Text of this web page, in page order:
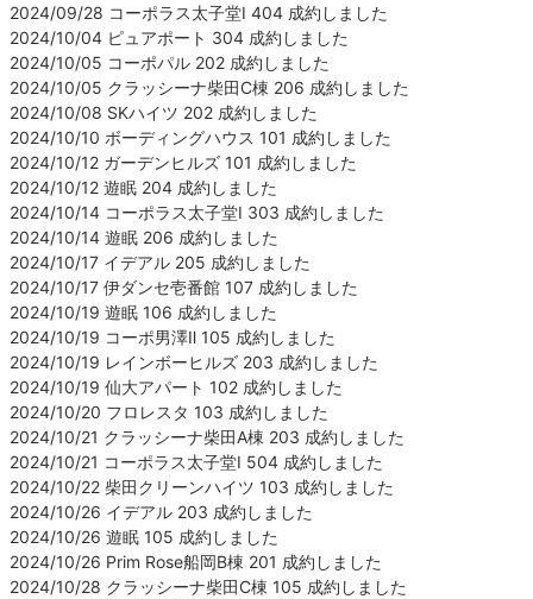
2024/09/28 コーポラス太子堂Ⅰ 404 成約しました
2024/10/04 ピュアポート 304 成約しました
2024/10/05 コーポパル 202 成約しました
2024/10/05 クラッシーナ柴田C棟 206 成約しました
2024/10/08 SKハイツ 202 成約しました
2024/10/10 ボーディングハウス 101 成約しました
2024/10/12 ガーデンヒルズ 101 成約しました
2024/10/12 遊眠 204 成約しました
2024/10/14 コーポラス太子堂Ⅰ 303 成約しました
2024/10/14 遊眠 206 成約しました
2024/10/17 イデアル 205 成約しました
2024/10/17 伊ダンセ壱番館 107 成約しました
2024/10/19 遊眠 106 成約しました
2024/10/19 コーポ男澤Ⅱ 105 成約しました
2024/10/19 レインボーヒルズ 203 成約しました
2024/10/19 仙大アパート 102 成約しました
2024/10/20 フロレスタ 103 成約しました
2024/10/21 クラッシーナ柴田A棟 203 成約しました
2024/10/21 コーポラス太子堂Ⅰ 504 成約しました
2024/10/22 柴田クリーンハイツ 103 成約しました
2024/10/26 イデアル 203 成約しました
2024/10/26 遊眠 105 成約しました
2024/10/26 Prim Rose船岡B棟 201 成約しました
2024/10/28 クラッシーナ柴田C棟 105 成約しました